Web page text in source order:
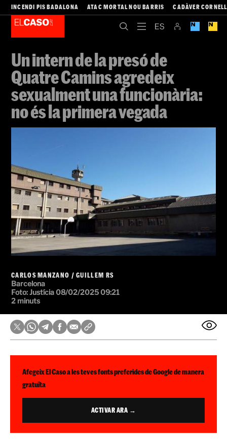
INCENDI PIS BADALONA ATAC MORTAL NOU BARRIS CADÀVER
Un intern de la presó de
Quatre Camins agredeix
sexualment una funcionària:
no és la primera vegada
CARLOS MANZANO /GUILLEM RS
Barcelona
Foto: Justícia 08/02/2025 09:21
2 minuts
Afegeix El Caso a les teves fonts preferides de Google de manera
gratuïta
ACTIVAR ARA →